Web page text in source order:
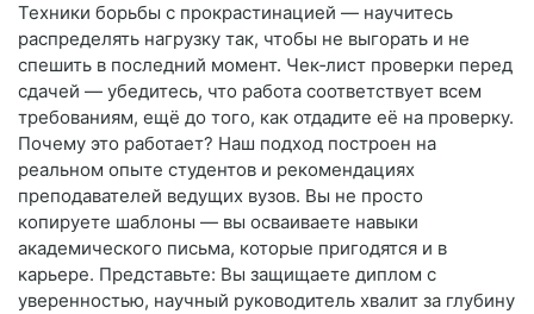
Техники борьбы с прокрастинацией — научитесь
распределять нагрузку так, чтобы не выгорать и не
спешить в последний момент. Чек‑лист проверки перед
сдачей — убедитесь, что работа соответствует всем
требованиям, ещё до того, как отдадите её на проверку.
Почему это работает? Наш подход построен на
реальном опыте студентов и рекомендациях
преподавателей ведущих вузов. Вы не просто
копируете шаблоны — вы осваиваете навыки
академического письма, которые пригодятся и в
карьере. Представьте: Вы защищаете диплом с
уверенностью, научный руководитель хвалит за глубину